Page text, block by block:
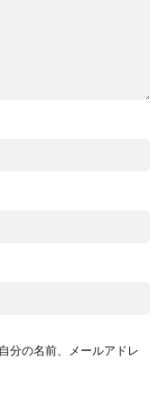
分の名前、メールアドレ